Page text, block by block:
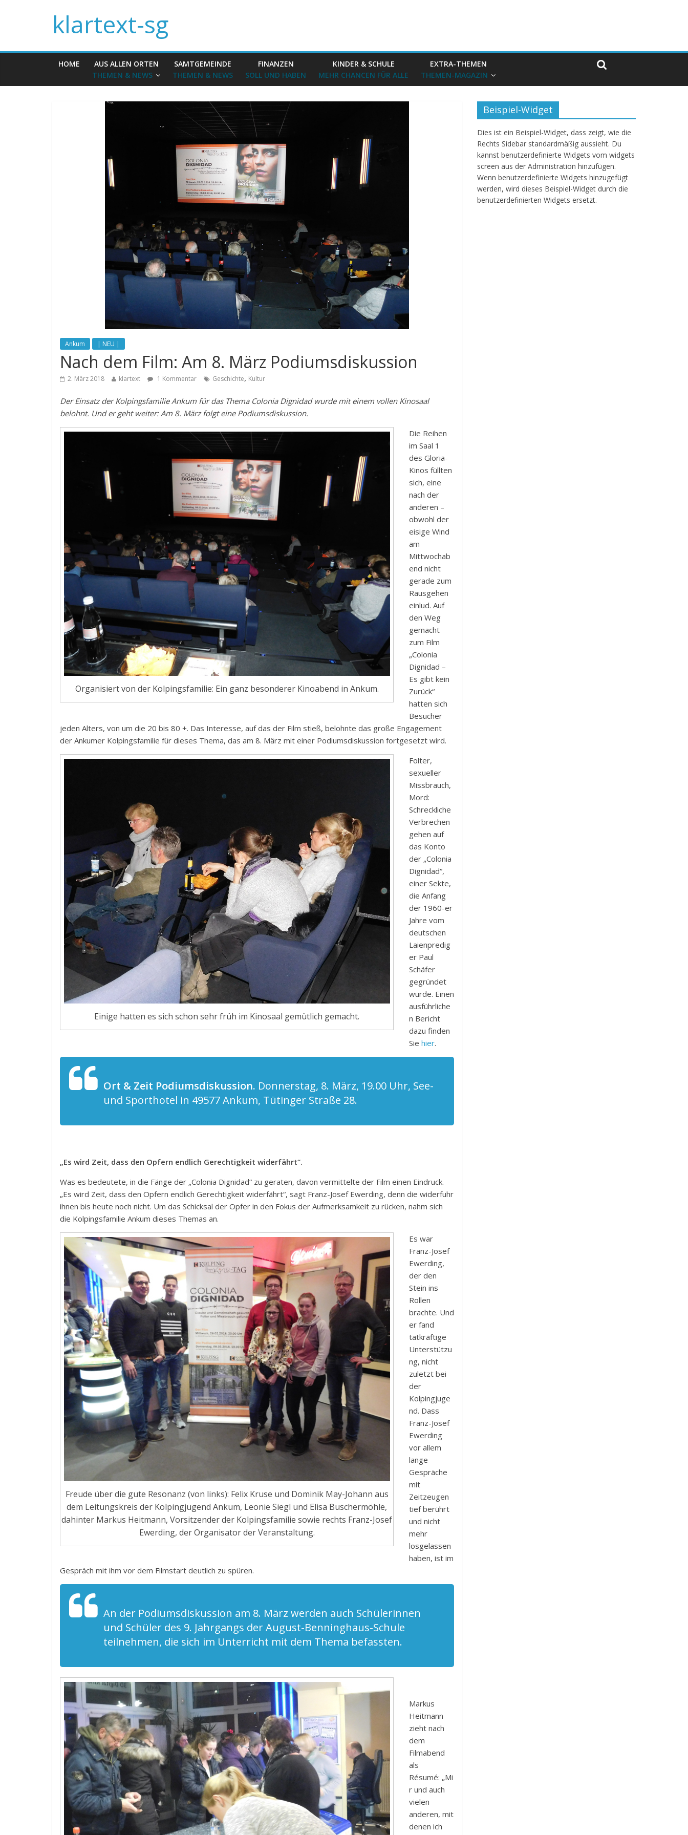
klartext-sg
HOME
AUS ALLEN ORTEN
THEMEN & NEWS
SAMTGEMEINDE
THEMEN & NEWS
FINANZEN
SOLL UND HABEN
KINDER & SCHULE
MEHR CHANCEN FÜR ALLE
EXTRA-THEMEN
THEMEN-MAGAZIN
Ankum | NEU |
Nach dem Film: Am 8. März Podiumsdiskussion
2. März 2018 klartext 1 Kommentar Geschichte, Kultur
Der Einsatz der Kolpingsfamilie Ankum für das Thema Colonia Dignidad wurde mit einem vollen Kinosaal
belohnt. Und er geht weiter: Am 8. März folgt eine Podiumsdiskussion.
Organisiert von der Kolpingsfamilie: Ein ganz besonderer Kinoabend in Ankum.
Die Reihen
im Saal 1
des Gloria-
Kinos füllten
sich, eine
nach der
anderen –
obwohl der
eisige Wind
am
Mittwochab
end nicht
gerade zum
Rausgehen
einlud. Auf
den Weg
gemacht
zum Film
„Colonia
Dignidad –
Es gibt kein
Zurück“
hatten sich
Besucher
jeden Alters, von um die 20 bis 80 +. Das Interesse, auf das der Film stieß, belohnte das große Engagement
der Ankumer Kolpingsfamilie für dieses Thema, das am 8. März mit einer Podiumsdiskussion fortgesetzt wird.
Einige hatten es sich schon sehr früh im Kinosaal gemütlich gemacht.
Folter,
sexueller
Missbrauch,
Mord:
Schreckliche
Verbrechen
gehen auf
das Konto
der „Colonia
Dignidad“,
einer Sekte,
die Anfang
der 1960-er
Jahre vom
deutschen
Laienpredig
er Paul
Schäfer
gegründet
wurde. Einen
ausführliche
n Bericht
dazu finden
Sie hier.
Ort & Zeit Podiumsdiskussion. Donnerstag, 8. März, 19.00 Uhr, See-
und Sporthotel in 49577 Ankum, Tütinger Straße 28.
„Es wird Zeit, dass den Opfern endlich Gerechtigkeit widerfährt“.
Was es bedeutete, in die Fänge der „Colonia Dignidad“ zu geraten, davon vermittelte der Film einen Eindruck.
„Es wird Zeit, dass den Opfern endlich Gerechtigkeit widerfährt“, sagt Franz-Josef Ewerding, denn die widerfuhr
ihnen bis heute noch nicht. Um das Schicksal der Opfer in den Fokus der Aufmerksamkeit zu rücken, nahm sich
die Kolpingsfamilie Ankum dieses Themas an.
Freude über die gute Resonanz (von links): Felix Kruse und Dominik May-Johann aus
dem Leitungskreis der Kolpingjugend Ankum, Leonie Siegl und Elisa Buschermöhle,
dahinter Markus Heitmann, Vorsitzender der Kolpingsfamilie sowie rechts Franz-Josef
Ewerding, der Organisator der Veranstaltung.
Es war
Franz-Josef
Ewerding,
der den
Stein ins
Rollen
brachte. Und
er fand
tatkräftige
Unterstützu
ng, nicht
zuletzt bei
der
Kolpingjuge
nd. Dass
Franz-Josef
Ewerding
vor allem
lange
Gespräche
mit
Zeitzeugen
tief berührt
und nicht
mehr
losgelassen
haben, ist im
Gespräch mit ihm vor dem Filmstart deutlich zu spüren.
An der Podiumsdiskussion am 8. März werden auch Schülerinnen
und Schüler des 9. Jahrgangs der August-Benninghaus-Schule
teilnehmen, die sich im Unterricht mit dem Thema befassten.
Markus
Heitmann
zieht nach
dem
Filmabend
als
Résumé: „Mi
r und auch
vielen
anderen, mit
denen ich
Beispiel-Widget
Dies ist ein Beispiel-Widget, dass zeigt, wie die
Rechts Sidebar standardmäßig aussieht. Du
kannst benutzerdefinierte Widgets vom widgets
screen aus der Administration hinzufügen.
Wenn benutzerdefinierte Widgets hinzugefügt
werden, wird dieses Beispiel-Widget durch die
benutzerdefinierten Widgets ersetzt.